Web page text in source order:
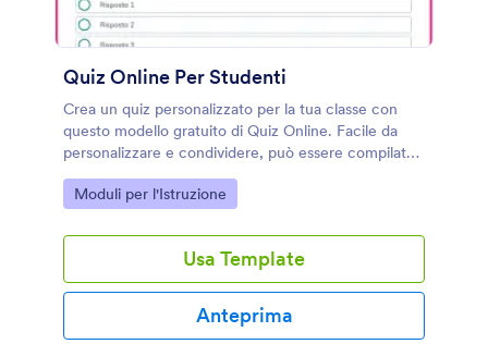
Quiz Online Per Studenti
Crea un quiz personalizzato per la tua classe con
questo modello gratuito di Quiz Online. Facile da
personalizzare e condividere, può essere compilato
da qualsiasi dispositivo. Ideale per la didattica a
distanza!
Go to Category:
Moduli per l'Istruzione
Usa Template
Anteprima